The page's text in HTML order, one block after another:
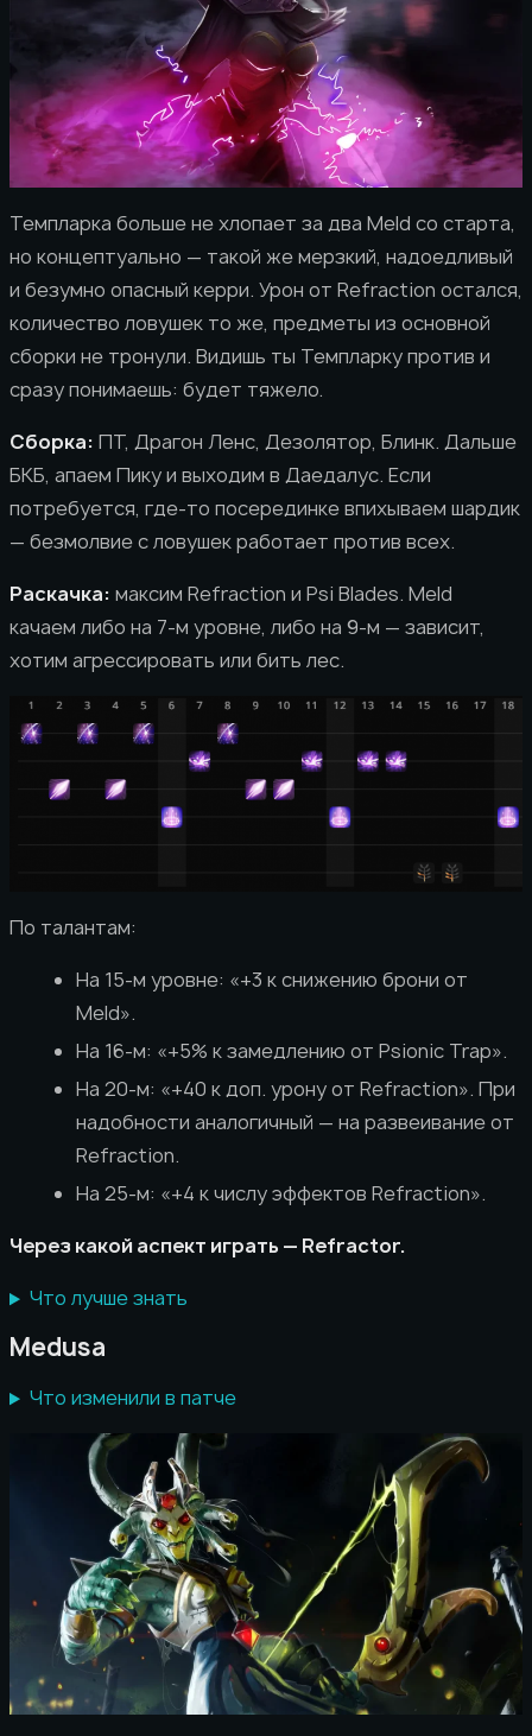
Темпларка больше не хлопает за два Meld со старта,
но концептуально — такой же мерзкий, надоедливый
и безумно опасный керри. Урон от Refraction остался,
количество ловушек то же, предметы из основной
сборки не тронули. Видишь ты Темпларку против и
сразу понимаешь: будет тяжело.
Сборка: ПТ, Драгон Ленс, Дезолятор, Блинк. Дальше
БКБ, апаем Пику и выходим в Даедалус. Если
потребуется, где-то посерединке впихываем шардик
— безмолвие с ловушек работает против всех.
Раскачка: максим Refraction и Psi Blades. Meld
качаем либо на 7-м уровне, либо на 9-м — зависит,
хотим агрессировать или бить лес.
По талантам:
На 15-м уровне: «+3 к снижению брони от
Meld».
На 16-м: «+5% к замедлению от Psionic Trap».
На 20-м: «+40 к доп. урону от Refraction». При
надобности аналогичный — на развеивание от
Refraction.
На 25-м: «+4 к числу эффектов Refraction».
Через какой аспект играть — Refractor.
Что лучше знать
Medusa
Что изменили в патче